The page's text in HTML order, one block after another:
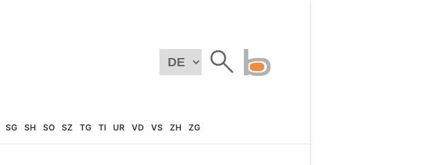
SG SH SO SZ TG TI UR VD VS ZH ZG